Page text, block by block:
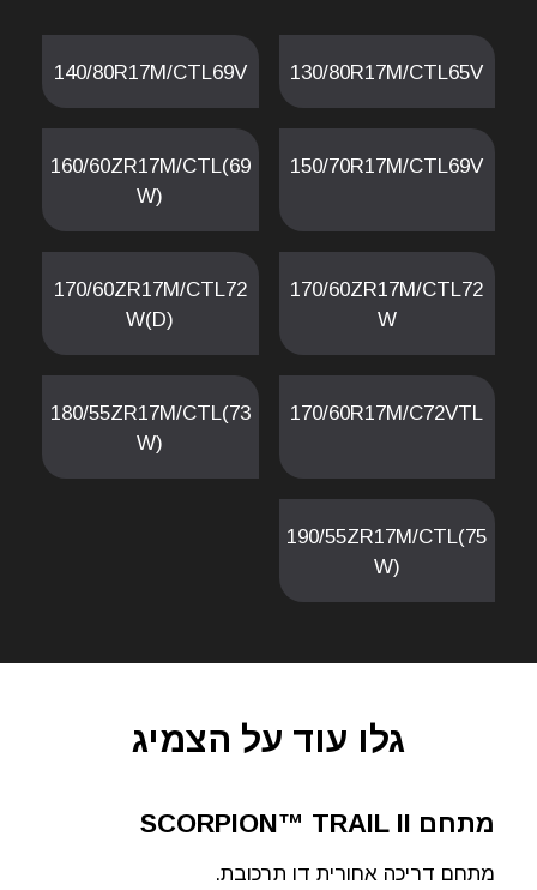
130/80R17M/CTL65V
140/80R17M/CTL69V
150/70R17M/CTL69V
160/60ZR17M/CTL(69
W)
170/60ZR17M/CTL72
W
170/60ZR17M/CTL72
W(D)
170/60R17M/C72VTL
180/55ZR17M/CTL(73
W)
190/55ZR17M/CTL(75
W)
גלו עוד על הצמיג
מתחם SCORPION™ TRAIL II
מתחם דריכה אחורית דו תרכובת.